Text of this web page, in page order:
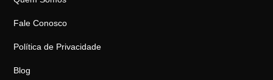
Fale Conosco
Política de Privacidade
Blog